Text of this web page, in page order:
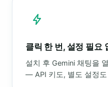
클릭 한 번, 설정 필요
설치 후 Gemini 채팅을
— API 키도, 별도 설정